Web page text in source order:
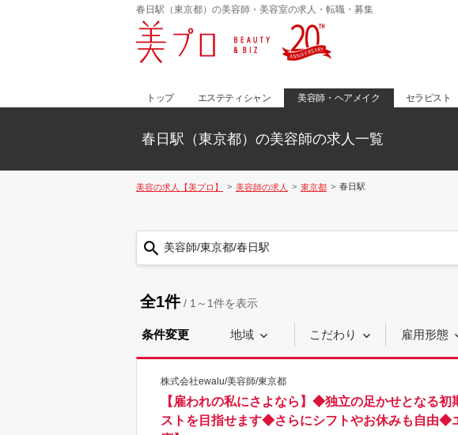
春日駅（東京都）の美容師・美容室の求人・転職・募集
トップ エステティシャン 美容師・ヘアメイク セラピスト
春日駅（東京都）の美容師の求人一覧
美容の求人【美プロ】 美容師の求人 東京都 春日駅
美容師/東京都/春日駅
全1件/ 1～1件を表示
条件変更 地域 こだわり 雇用形態
株式会社ewalu/美容師/東京都
【雇われの私にさよなら】◆独立の足かせとなる
ストを目指せます◆さらにシフトやお休みも自由◆